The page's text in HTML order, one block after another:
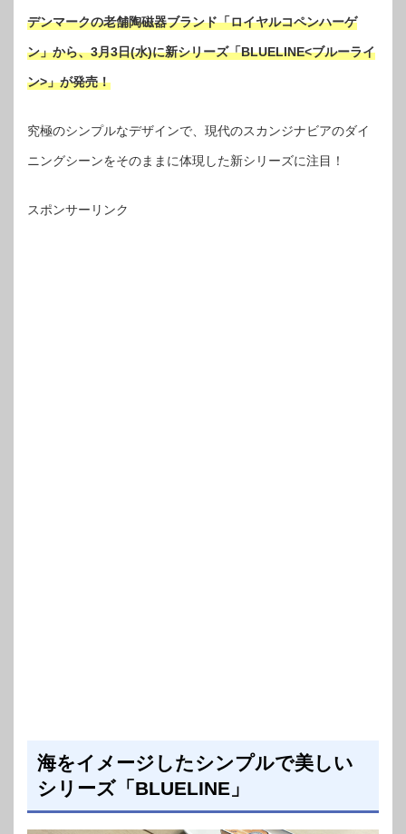
デンマークの老舗陶磁器ブランド「ロイヤルコペンハーゲ
ン」から、3月3日(水)に新シリーズ「BLUELINE<ブルーライ
ン>」が発売！
究極のシンプルなデザインで、現代のスカンジナビアのダイ
ニングシーンをそのままに体現した新シリーズに注目！
スポンサーリンク
海をイメージしたシンプルで美しい
シリーズ「BLUELINE」